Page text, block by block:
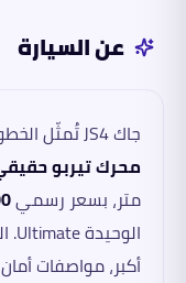
عن السيارة
جاك JS4 تُمثّل الخطوة القادمة في خط جاك للـ SUV —
محرك تيربو
متر، بسعر رسمي
أكبر، مواصفات أمان